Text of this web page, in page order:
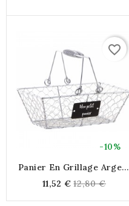
-10%
favorite_border
Panier En Grillage Argent
Mobiles, Rangement Déco
Cuisine, Maison
11,52 € Regular
price
12,80 €